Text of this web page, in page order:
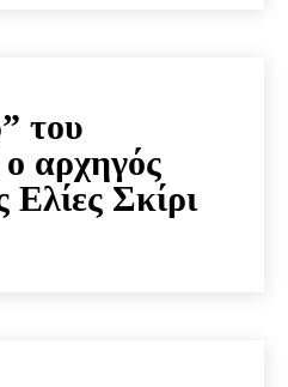
του
αρχηγός
Ελίες Σκίρι